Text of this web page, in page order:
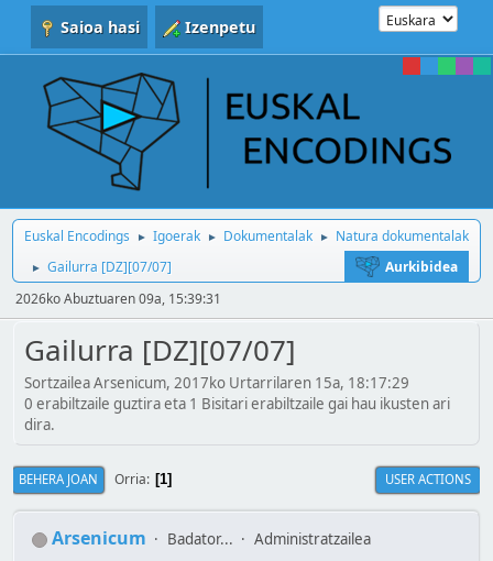
Saioa hasi Izenpetu
Euskal Encodings ► Igoerak ► Dokumentalak ► Natura dokumentalak
► Gailurra [DZ][07/07]
Aurkibidea
2026ko Abuztuaren 09a, 15:39:31
Gailurra [DZ][07/07]
Sortzailea Arsenicum, 2017ko Urtarrilaren 15a, 18:17:29
0 erabiltzaile guztira eta 1 Bisitari erabiltzaile gai hau ikusten ari
dira.
BEHERA JOAN Orria 1 USER ACTIONS
Arsenicum Badator... Administratzailea